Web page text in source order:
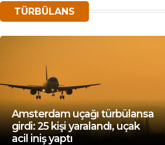
TÜRBÜLANS
Amsterdam uçağı türbülansa
girdi: 25 kişi yaralandı, uçak
acil iniş yaptı